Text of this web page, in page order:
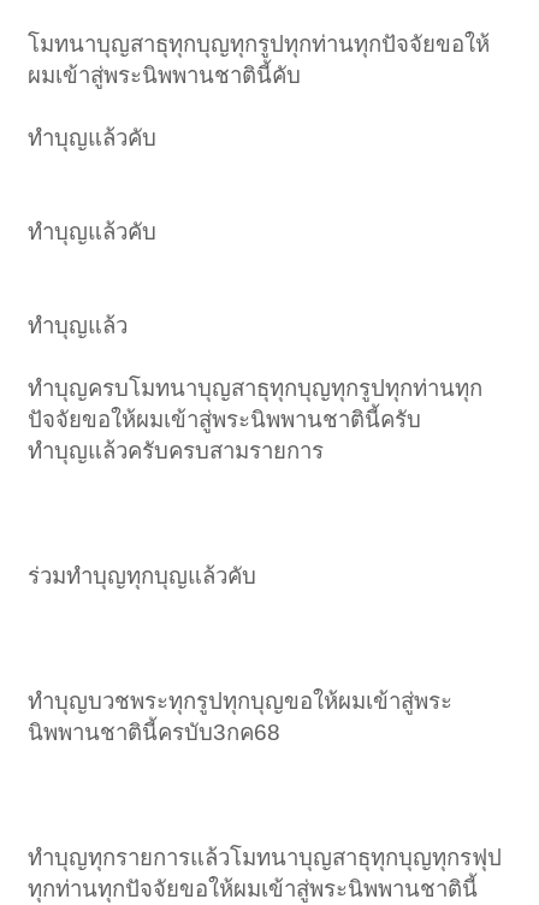
โมทนาบุญสาธุทุกบุญทุกรูปทุกท่านทุกปัจจัยขอให้
ผมเข้าสู่พระนิพพานชาตินี้คับ
ทำบุญแล้วคับ
ทำบุญแล้วคับ
ทำบุญแล้ว
ทำบุญครบโมทนาบุญสาธุทุกบุญทุกรูปทุกท่านทุก
ปัจจัยขอให้ผมเข้าสู่พระนิพพานชาตินี้ครับ
ทำบุญแล้วครับครบสามรายการ
ร่วมทำบุญทุกบุญแล้วคับ
ทำบุญบวชพระทุกรูปทุกบุญขอให้ผมเข้าสู่พระ
นิพพานชาตินี้ครบับ3กค68
ทำบุญทุกรายการแล้วโมทนาบุญสาธุทุกบุญทุกรฟุป
ทุกท่านทุกปัจจัยขอให้ผมเข้าสู่พระนิพพานชาตินี้